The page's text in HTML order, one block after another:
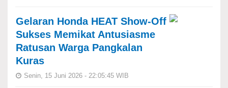
Gelaran Honda HEAT Show-Off
Sukses Memikat Antusiasme
Ratusan Warga Pangkalan
Kuras
Senin, 15 Juni 2026 - 22:05:45 WIB